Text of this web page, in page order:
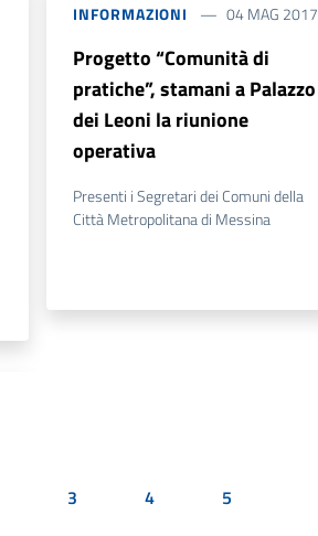
INFORMAZIONI 04 MAG 2017
Progetto “Comunità di
pratiche”, stamani a Palazzo
dei Leoni la riunione
operativa
Presenti i Segretari dei Comuni della
Città Metropolitana di Messina
3 4
5